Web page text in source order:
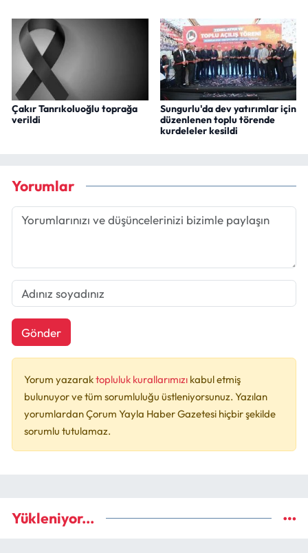
Çakır Tanrıkoluoğlu toprağa
verildi
Sungurlu'da dev yatırımlar için
düzenlenen toplu törende
kurdeleler kesildi
Yorumlar
Gönder
Yorum yazaraktopluluk kurallarımızı kabul etmiş
bulunuyor ve tüm sorumluluğu üstleniyorsunuz. Yazılan
yorumlardan Çorum Yayla Haber Gazetesi hiçbir şekilde
sorumlu tutulamaz.
Yükleniyor...